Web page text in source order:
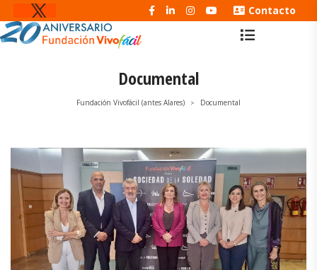
Contacto
Documental
Fundación Vivofácil (antes Alares) > Documental